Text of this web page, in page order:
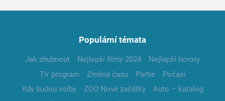
Populární témata
Jak zhubnout Nejlepší filmy 2024
Nejlepší horory
TV program
Změna času Partie
Počasí
Kdy budou volby
ZOO Nové začátky
Auto – katalog